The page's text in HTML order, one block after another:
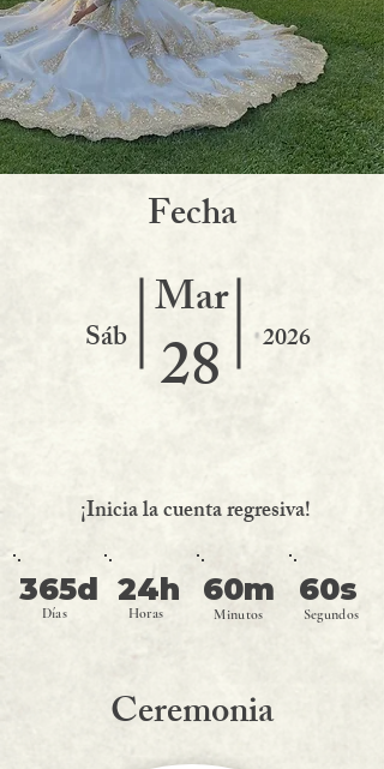
Fecha
2026
28
Mar
Sáb
¡Inicia la cuenta regresiva!
365d 24h 60m 60s
Días Horas Minutos Segundos
Ceremonia